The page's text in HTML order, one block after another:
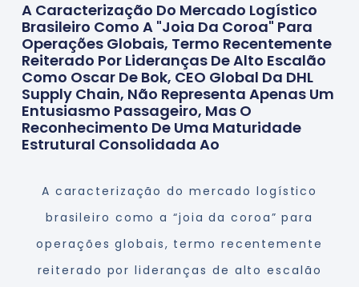
A Caracterização Do Mercado Logístico
Brasileiro Como A "joia Da Coroa" Para
Operações Globais, Termo Recentemente
Reiterado Por Lideranças De Alto Escalão
Como Oscar De Bok, CEO Global Da DHL
Supply Chain, Não Representa Apenas Um
Entusiasmo Passageiro, Mas O
Reconhecimento De Uma Maturidade
Estrutural Consolidada Ao
A caracterização do mercado logístico
brasileiro como a “joia da coroa” para
operações globais, termo recentemente
reiterado por lideranças de alto escalão